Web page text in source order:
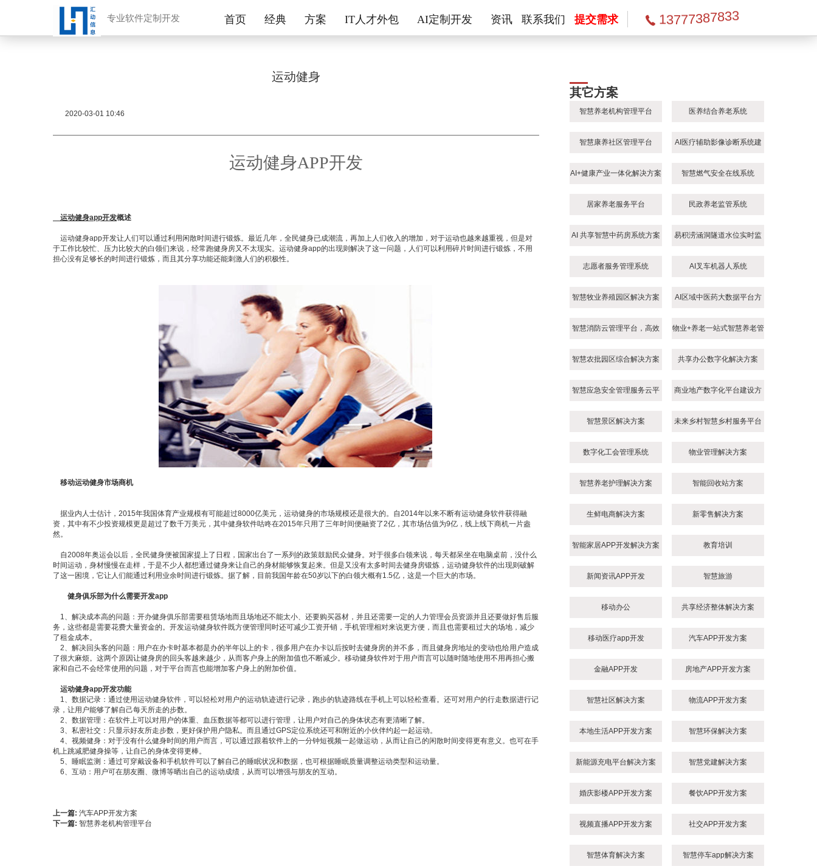
专业软件定制开发 1 3777387833
首页 经典 方案 IT人才外包 AI定制开发 资讯 联系我们 提交需求
运动健身
2020-03-01 10:46
运动健身APP开发
运动健身app开发概述
运动健身app开发让人们可以通过利用闲散时间进行锻炼。最近几年，全民健身已成潮流，再加上人们收入的增加，对于运动也越来越重视，但是对
于工作比较忙、压力比较大的白领们来说，经常跑健身房又不太现实。运动健身app的出现则解决了这一问题，人们可以利用碎片时间进行锻炼，不用
担心没有足够长的时间进行锻炼，而且其分享功能还能刺激人们的积极性。
移动运动健身市场商机
据业内人士估计，2015年我国体育产业规模有可能超过8000亿美元，运动健身的市场规模还是很大的。自2014年以来不断有运动健身软件获得融
资，其中有不少投资规模更是超过了数千万美元，其中健身软件咕咚在2015年只用了三年时间便融资了2亿，其市场估值为9亿，线上线下商机一片盎
然。
自2008年奥运会以后，全民健身便被国家提上了日程，国家出台了一系列的政策鼓励民众健身。对于很多白领来说，每天都呆坐在电脑桌前，没什么
时间运动，身材慢慢在走样，于是不少人都想通过健身来让自己的身材能够恢复起来。但是又没有太多时间去健身房锻炼，运动健身软件的出现则破解
了这一困境，它让人们能通过利用业余时间进行锻炼。据了解，目前我国年龄在50岁以下的白领大概有1.5亿，这是一个巨大的市场。
健身俱乐部为什么需要开发app
1、解决成本高的问题：开办健身俱乐部需要租赁场地而且场地还不能太小、还要购买器材，并且还需要一定的人力管理会员资源并且还要做好售后服
务，这些都是需要花费大量资金的。开发运动健身软件既方便管理同时还可减少工资开销，手机管理相对来说更方便，而且也需要租过大的场地，减少
了租金成本。
2、解决回头客的问题：用户在办卡时基本都是办的半年以上的卡，很多用户在办卡以后按时去健身房的并不多，而且健身房地址的变动也给用户造成
了很大麻烦。这两个原因让健身房的回头客越来越少，从而客户身上的附加值也不断减少。移动健身软件对于用户而言可以随时随地使用不用再担心搬
家和自己不会经常使用的问题，对于平台而言也能增加客户身上的附加价值。
运动健身app开发功能
1、数据记录：通过使用运动健身软件，可以轻松对用户的运动轨迹进行记录，跑步的轨迹路线在手机上可以轻松查看。还可对用户的行走数据进行记
录，让用户能够了解自己每天所走的步数。
2、数据管理：在软件上可以对用户的体重、血压数据等都可以进行管理，让用户对自己的身体状态有更清晰了解。
3、私密社交：只显示好友所走步数，更好保护用户隐私。而且通过GPS定位系统还可和附近的小伙伴约起一起运动。
4、视频健身：对于没有什么健身时间的用户而言，可以通过跟着软件上的一分钟短视频一起做运动，从而让自己的闲散时间变得更有意义。也可在手
机上跳减肥健身操等，让自己的身体变得更棒。
5、睡眠监测：通过可穿戴设备和手机软件可以了解自己的睡眠状况和数据，也可根据睡眠质量调整运动类型和运动量。
6、互动：用户可在朋友圈、微博等晒出自己的运动成绩，从而可以增强与朋友的互动。
上一篇: 汽车APP开发方案
下一篇: 智慧养老机构管理平台
其它方案
智慧养老机构管理平台 医养结合养老系统
智慧康养社区管理平台 AI医疗辅助影像诊断系统建
AI+健康产业一体化解决方案
智慧燃气安全在线系统
居家养老服务平台 民政养老监管系统
AI 共享智慧中药房系统方案 易积涝涵洞隧道水位实时监
志愿者服务管理系统
AI叉车机器人系统
智慧牧业养殖园区解决方案 AI区域中医药大数据平台方
智慧消防云管理平台，高效
物业+养老一站式智慧养老管
智慧农批园区综合解决方案
共享办公数字化解决方案
智慧应急安全管理服务云平 商业地产数字化平台建设方
智慧景区解决方案
未来乡村智慧乡村服务平台
数字化工会管理系统
物业管理解决方案
智慧养老护理解决方案 智能回收站方案
生鲜电商解决方案 新零售解决方案
智能家居APP开发解决方案 教育培训
新闻资讯APP开发 智慧旅游
移动办公 共享经济整体解决方案
移动医疗app开发 汽车APP开发方案
金融APP开发 房地产APP开发方案
智慧社区解决方案 物流APP开发方案
本地生活APP开发方案 智慧环保解决方案
新能源充电平台解决方案 智慧党建解决方案
婚庆影楼APP开发方案 餐饮APP开发方案
视频直播APP开发方案 社交APP开发方案
智慧体育解决方案 智慧停车app解决方案